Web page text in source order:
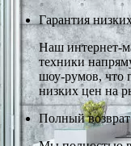
Гарантия
Наш интернет-
техники
шоу-румов, что
низких цен на
Полный